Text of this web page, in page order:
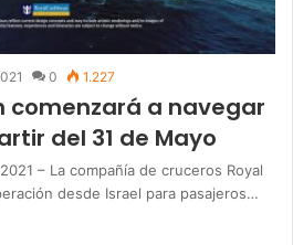
0 1.227
comenzará a navegar
del 31 de Mayo
– La compañía de cruceros Royal
desde Israel para pasajeros…